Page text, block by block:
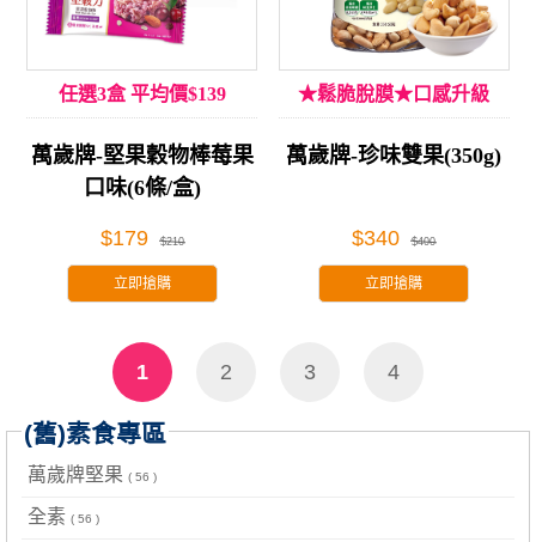
任選3盒 平均價$139
萬歲牌-堅果穀物棒莓果
口味(6條/盒)
$179 $210
立即搶購
★鬆脆脫膜★口感升級
萬歲牌-珍味雙果(350g)
$340 $400
立即搶購
1 2 3 4
(舊)素食專區
萬歲牌堅果 ( 56 )
全素 ( 56 )